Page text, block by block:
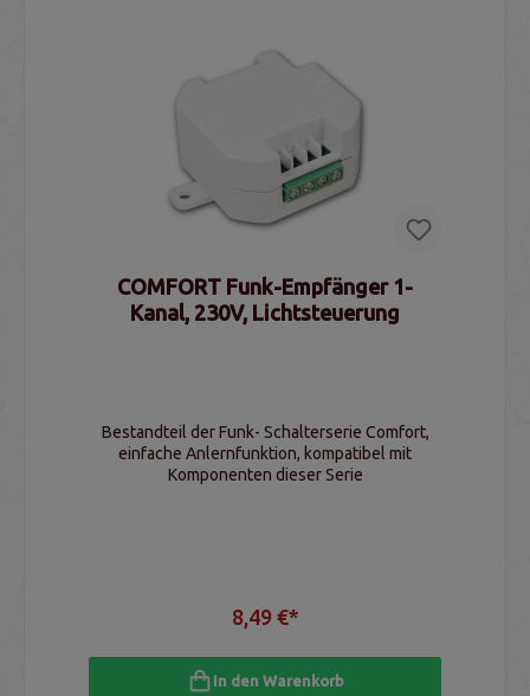
COMFORT Funk-Empfänger 1-
Kanal, 230V, Lichtsteuerung
Bestandteil der Funk- Schalterserie Comfort,
einfache Anlernfunktion, kompatibel mit
Komponenten dieser Serie
8,49 €*
In den Warenkorb